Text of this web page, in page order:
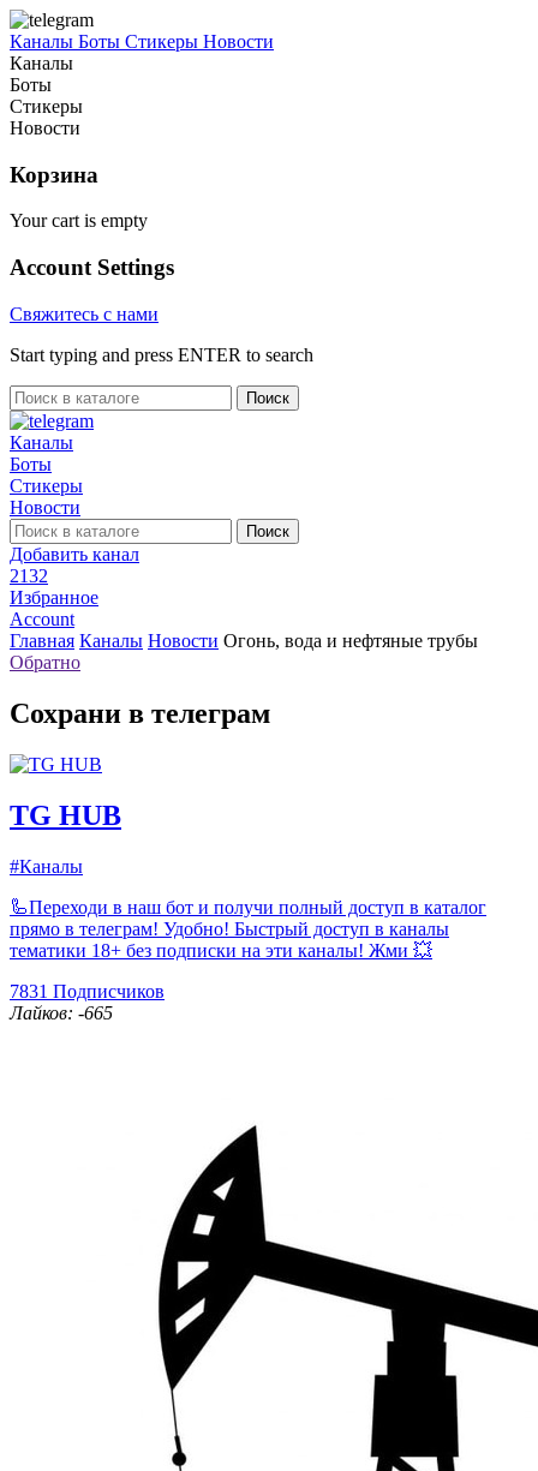
Каналы Боты Стикеры Новости
Каналы
Боты
Стикеры
Новости
Корзина
Your cart is empty
Account Settings
Свяжитесь с нами
Start typing and press ENTER to search
Поиск
Каналы
Боты
Стикеры
Новости
Поиск
Добавить канал
2132
Избранное
Account
Главная Каналы Новости Огонь, вода и нефтяные трубы
Обратно
Сохрани в телеграм
TG HUB
#Каналы
🦾Переходи в наш бот и получи полный доступ в каталог
прямо в телеграм! Удобно! Быстрый доступ в каналы
тематики 18+ без подписки на эти каналы! Жми 💥
7831 Подписчиков
Лайков: -665